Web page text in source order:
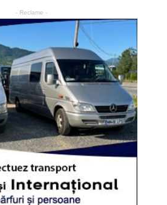
- Reclame -